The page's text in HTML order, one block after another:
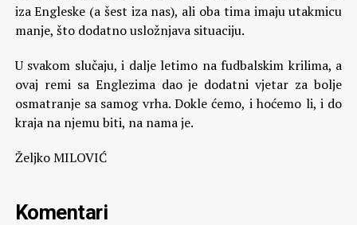
iza Engleske (a šest iza nas), ali oba tima imaju utakmicu
manje, što dodatno usložnjava situaciju.
U svakom slučaju, i dalje letimo na fudbalskim krilima, a
ovaj remi sa Englezima dao je dodatni vjetar za bolje
osmatranje sa samog vrha. Dokle ćemo, i hoćemo li, i do
kraja na njemu biti, na nama je.
Željko MILOVIĆ
Komentari